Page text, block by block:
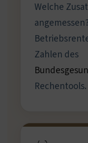
Welche
Zahlen des
Rechentools.